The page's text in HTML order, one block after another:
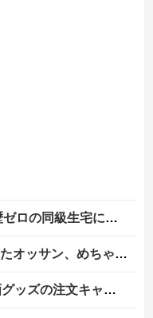
本を20回以上届けた24歳女を逮捕
ちゃめちゃ苦しそうに死ぬ
を43億円分繰り返しまくり逮捕